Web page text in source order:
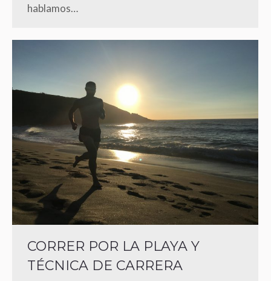
hablamos…
CORRER POR LA PLAYA Y
TÉCNICA DE CARRERA